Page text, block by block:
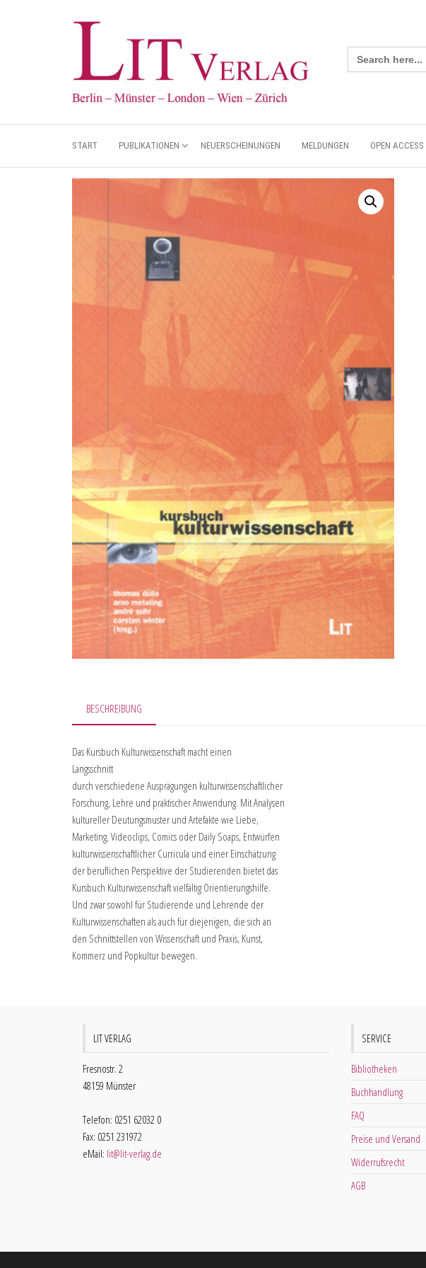
Search
for:
START PUBLIKATIONEN NEUERSCHEINUNGEN MELDUNGEN OPEN ACCESS
BESCHREIBUNG
Das Kursbuch Kulturwissenschaft macht einen
Längsschnitt
durch verschiedene Ausprägungen kulturwissenschaftlicher
Forschung, Lehre und praktischer Anwendung. Mit Analysen
kultureller Deutungsmuster und Artefakte wie Liebe,
Marketing, Videoclips, Comics oder Daily Soaps, Entwürfen
kulturwissenschaftlicher Curricula und einer Einschätzung
der beruflichen Perspektive der Studierenden bietet das
Kursbuch Kulturwissenschaft vielfältig Orientierungshilfe.
Und zwar sowohl für Studierende und Lehrende der
Kulturwissenschaften als auch für diejenigen, die sich an
den Schnittstellen von Wissenschaft und Praxis, Kunst,
Kommerz und Popkultur bewegen.
LIT VERLAG
Fresnostr. 2
48159 Münster
Telefon: 0251 62032 0
Fax: 0251 231972
eMail: lit@lit-verlag.de
SERVICE
Bibliotheken
Buchhandlung
FAQ
Preise und Versand
Widerrufsrecht
AGB